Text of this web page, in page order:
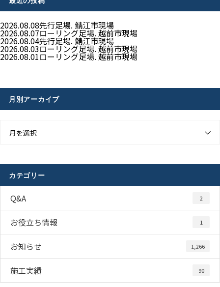
2026.08.08先行足場. 鯖江市現場
2026.08.07ローリング足場. 越前市現場
2026.08.04先行足場. 鯖江市現場
2026.08.03ローリング足場. 越前市現場
2026.08.01ローリング足場. 越前市現場
月別アーカイブ
月を選択
カテゴリー
Q&A 2
お役立ち情報 1
お知らせ 1,266
施工実績 90